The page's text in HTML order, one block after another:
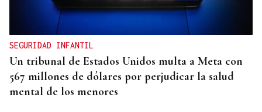
SEGURIDAD INFANTIL
Un tribunal de Estados Unidos multa a Meta con
567 millones de dólares por perjudicar la salud
mental de los menores